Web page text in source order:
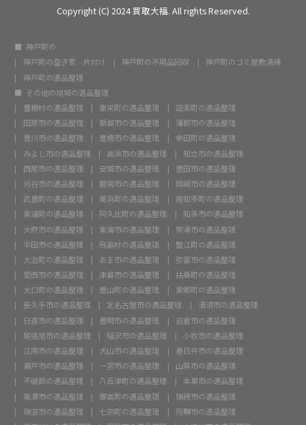
Copyright (C) 2024 買取大福. All rights Reserved.
神戸町の
神戸町の空き家 片付け
神戸町の不用品回収
神戸町のゴミ屋敷清掃
神戸町の遺品整理
その他の地域の遺品整理
豊根村の遺品整理
東栄町の遺品整理
設楽町の遺品整理
田原市の遺品整理
新城市の遺品整理
蒲郡市の遺品整理
豊川市の遺品整理
豊橋市の遺品整理
幸田町の遺品整理
みよし市の遺品整理
高浜市の遺品整理
知立市の遺品整理
西尾市の遺品整理
安城市の遺品整理
豊田市の遺品整理
刈谷市の遺品整理
碧南市の遺品整理
岡崎市の遺品整理
武豊町の遺品整理
美浜町の遺品整理
南知多町の遺品整理
東浦町の遺品整理
阿久比町の遺品整理
知多市の遺品整理
大府市の遺品整理
東海市の遺品整理
常滑市の遺品整理
半田市の遺品整理
飛島村の遺品整理
蟹江町の遺品整理
大治町の遺品整理
あま市の遺品整理
弥富市の遺品整理
愛西市の遺品整理
津島市の遺品整理
扶桑町の遺品整理
大口町の遺品整理
豊山町の遺品整理
東郷町の遺品整理
長久手市の遺品整理
北名古屋市の遺品整理
清須市の遺品整理
日進市の遺品整理
豊明市の遺品整理
岩倉市の遺品整理
尾張旭市の遺品整理
稲沢市の遺品整理
小牧市の遺品整理
江南市の遺品整理
犬山市の遺品整理
春日井市の遺品整理
瀬戸市の遺品整理
一宮市の遺品整理
山県市の遺品整理
不破郡の遺品整理
八百津町の遺品整理
本巣市の遺品整理
美濃市の遺品整理
御嵩町の遺品整理
瑞穂市の遺品整理
瑞浪市の遺品整理
七宗町の遺品整理
飛騨市の遺品整理